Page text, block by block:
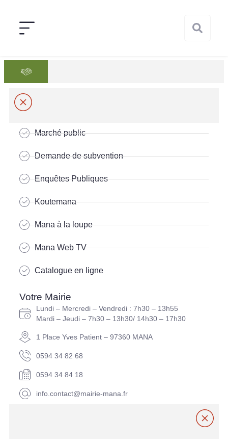
Marché public
Demande de subvention
Enquêtes Publiques
Koutemana
Mana à la loupe
Mana Web TV
Catalogue en ligne
Votre Mairie
Lundi – Mercredi – Vendredi : 7h30 – 13h55
Mardi – Jeudi – 7h30 – 13h30/ 14h30 – 17h30
1 Place Yves Patient – 97360 MANA
0594 34 82 68
0594 34 84 18
info.contact@mairie-mana.fr